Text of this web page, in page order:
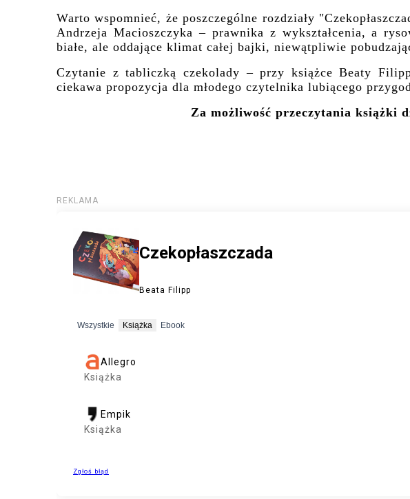
Warto wspomnieć, że poszczególne rozdziały
Andrzeja Macioszczyka – prawnika z wykształcenia, a
białe, ale oddające klimat całej bajki, niewątpliwie
Czytanie z tabliczką czekolady – przy książce Beaty
ciekawa propozycja dla młodego czytelnika lubiącego
Za możliwość przeczytania książki